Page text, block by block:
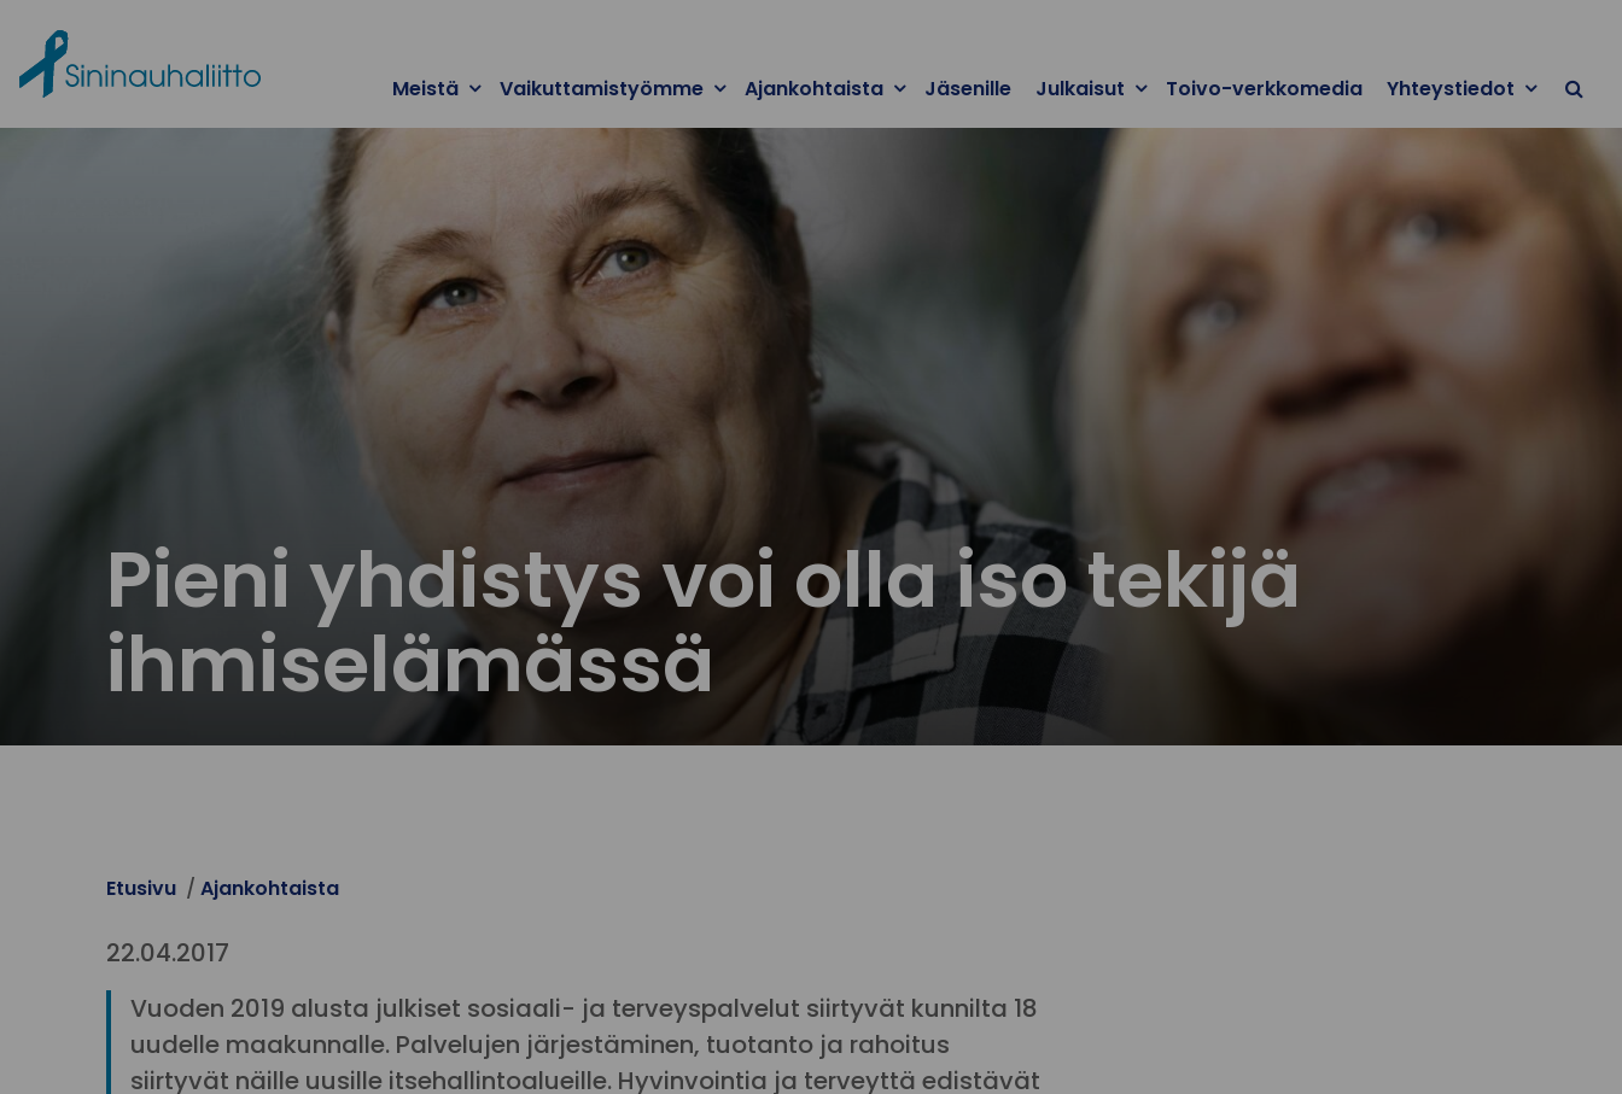
Meistä Vaikuttamistyömme Ajankohtaista Jäsenille Julkaisut Toivo-verkkomedia Yhteystiedot
Pieni yhdistys voi olla iso tekijä
ihmiselämässä
Etusivu Ajankohtaista
22.04.2017
Vuoden 2019 alusta julkiset sosiaali- ja terveyspalvelut siirtyvät kunnilta 18
uudelle maakunnalle. Palvelujen järjestäminen, tuotanto ja rahoitus
siirtyvät näille uusille itsehallintoalueille. Hyvinvointia ja terveyttä edistävät